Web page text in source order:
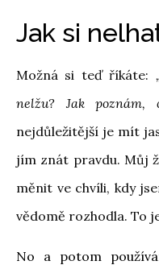
Jak si
Možná si teď říkáte:
nelžu? Jak poznám,
nejdůležitější je mít
jím znát pravdu. Můj
měnit ve chvíli, kdy
vědomě rozhodla. To
No a potom